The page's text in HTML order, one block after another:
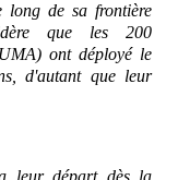
long de sa frontière
que les 200
ont déployé le
d'autant que leur
leur départ dès la